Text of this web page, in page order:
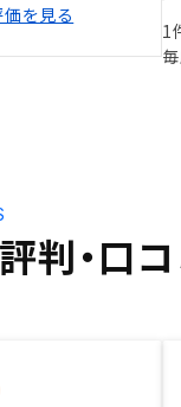
を見る
1
判・口